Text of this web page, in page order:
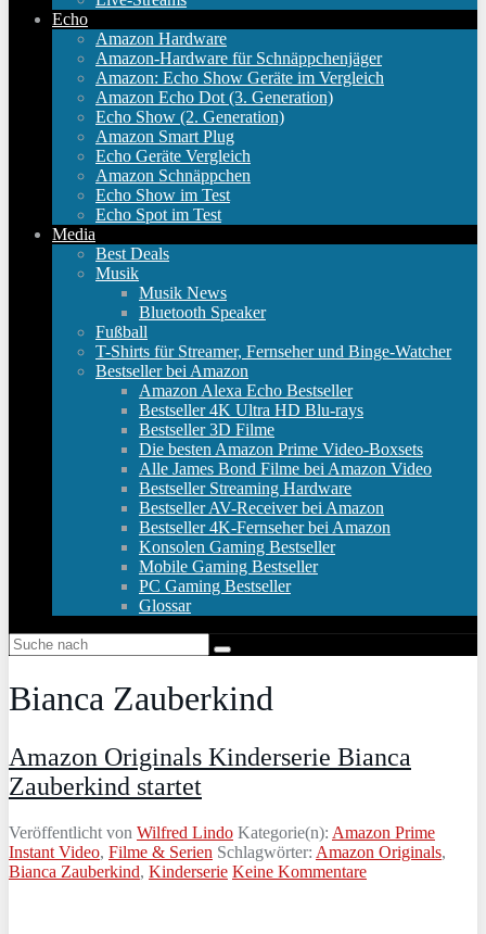
Echo
Amazon Hardware
Amazon-Hardware für Schnäppchenjäger
Amazon: Echo Show Geräte im Vergleich
Amazon Echo Dot (3. Generation)
Echo Show (2. Generation)
Amazon Smart Plug
Echo Geräte Vergleich
Amazon Schnäppchen
Echo Show im Test
Echo Spot im Test
Media
Best Deals
Musik
Musik News
Bluetooth Speaker
Fußball
T-Shirts für Streamer, Fernseher und Binge-Watcher
Bestseller bei Amazon
Amazon Alexa Echo Bestseller
Bestseller 4K Ultra HD Blu-rays
Bestseller 3D Filme
Die besten Amazon Prime Video-Boxsets
Alle James Bond Filme bei Amazon Video
Bestseller Streaming Hardware
Bestseller AV-Receiver bei Amazon
Bestseller 4K-Fernseher bei Amazon
Konsolen Gaming Bestseller
Mobile Gaming Bestseller
PC Gaming Bestseller
Glossar
Bianca Zauberkind
Amazon Originals Kinderserie Bianca
Zauberkind startet
Veröffentlicht von Wilfred Lindo Kategorie(n): Amazon Prime
Instant Video, Filme & Serien Schlagwörter: Amazon Originals,
Bianca Zauberkind, Kinderserie Keine Kommentare